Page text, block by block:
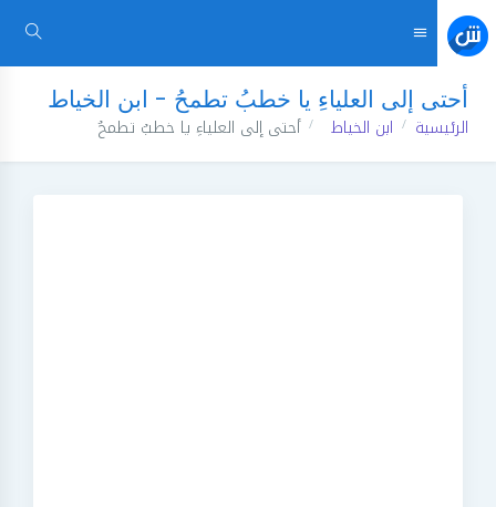
أحتى إلى العلياءِ يا خطبُ تطمحُ - ابن الخياط
الرئيسية ابن الخياط أحتى إلى العلياءِ يا خطبُ تطمحُ